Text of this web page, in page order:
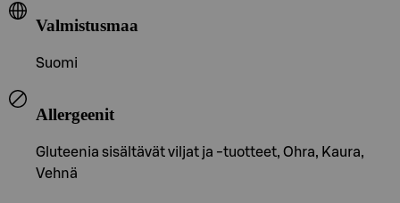
Valmistusmaa
Suomi
Allergeenit
Gluteenia sisältävät viljat ja -tuotteet, Ohra, Kaura,
Vehnä